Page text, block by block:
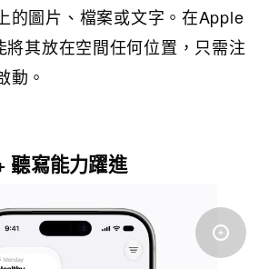
的圖片、檔案或文字。在Apple
其放在空間任何位置，只需注
動。
聽寫能力躍進